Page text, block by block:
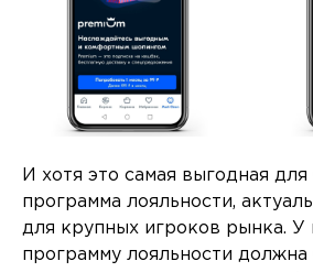
И хотя это самая выгодная для
программа лояльности,
для крупных игроков рынка. У
программу лояльности должна